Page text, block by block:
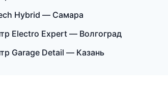
Hybrid — Самара
Electro Expert — Волгоград
Garage Detail — Казань